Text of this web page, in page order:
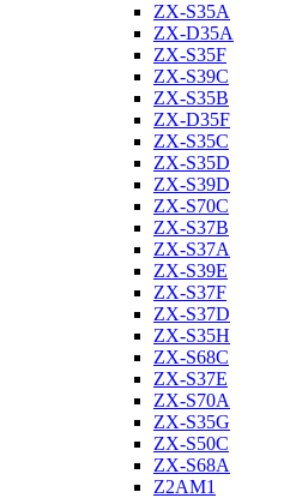
ZX-S35A
ZX-D35A
ZX-S35F
ZX-S39C
ZX-S35B
ZX-D35F
ZX-S35C
ZX-S35D
ZX-S39D
ZX-S70C
ZX-S37B
ZX-S37A
ZX-S39E
ZX-S37F
ZX-S37D
ZX-S35H
ZX-S68C
ZX-S37E
ZX-S70A
ZX-S35G
ZX-S50C
ZX-S68A
Z2AM1